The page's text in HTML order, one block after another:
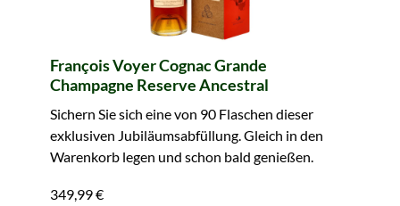
François Voyer Cognac Grande
Champagne Reserve Ancestral
Sichern Sie sich eine von 90 Flaschen dieser
exklusiven Jubiläumsabfüllung. Gleich in den
Warenkorb legen und schon bald genießen.
349,99 €